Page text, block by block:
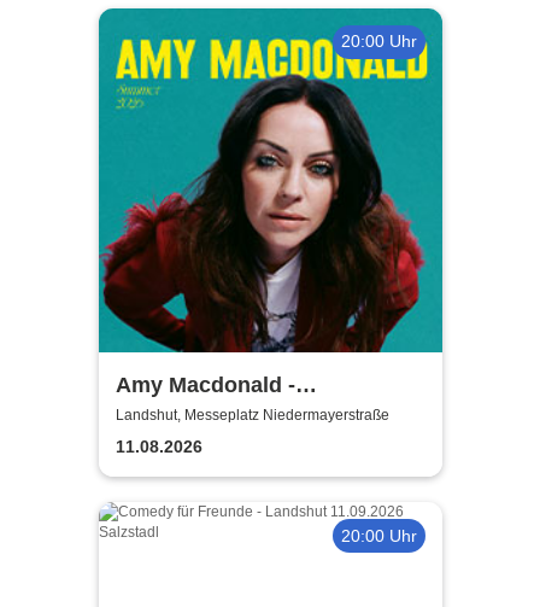
20:00 Uhr
Amy Macdonald -
Sommershows 2026
Landshut, Messeplatz Niedermayerstraße
11.08.2026
20:00 Uhr